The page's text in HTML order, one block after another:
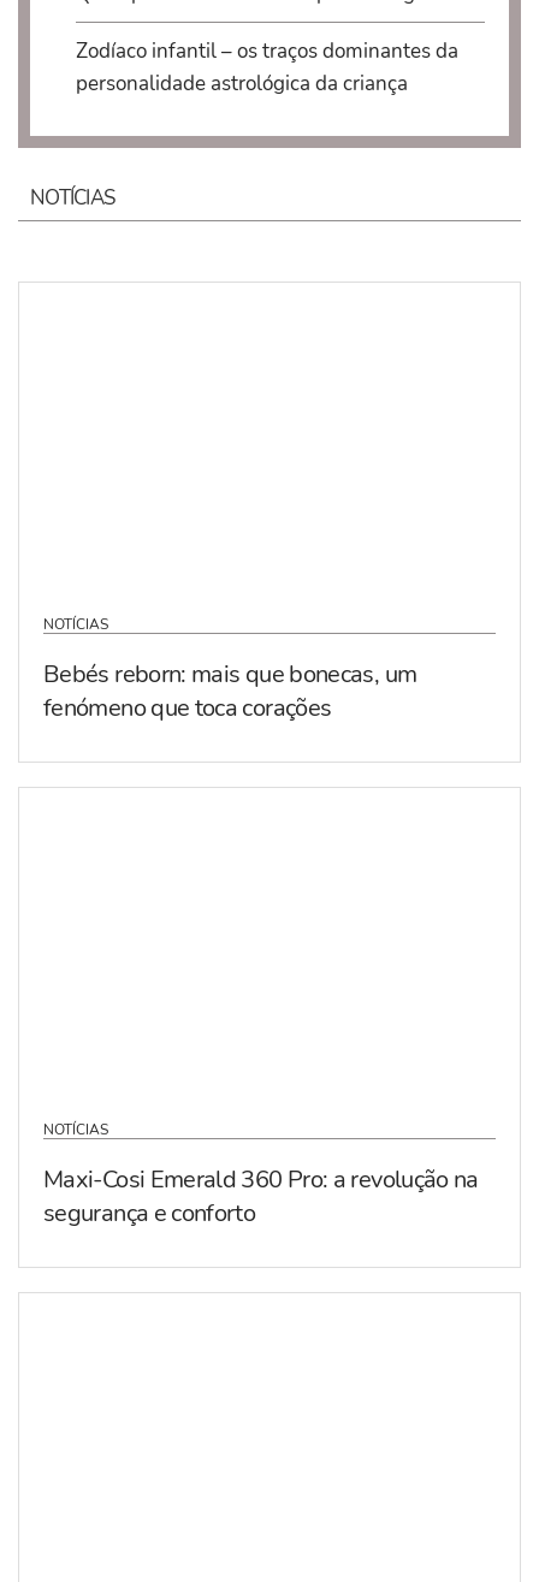
Zodíaco infantil – os traços dominantes da
personalidade astrológica da criança
NOTÍCIAS
NOTÍCIAS
Bebés reborn: mais que bonecas, um
fenómeno que toca corações
NOTÍCIAS
Maxi-Cosi Emerald 360 Pro: a revolução na
segurança e conforto